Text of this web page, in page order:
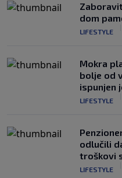
dom
LIFESTYLE
Mokra
bolje od
ispunjen
LIFESTYLE
odlučili
troškovi
LIFESTYLE